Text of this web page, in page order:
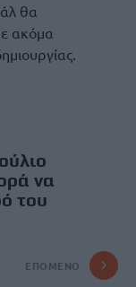
θα
ακόμα
να
του
ΕΠΌΜΕΝΟ